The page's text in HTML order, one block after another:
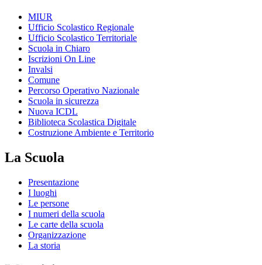
MIUR
Ufficio Scolastico Regionale
Ufficio Scolastico Territoriale
Scuola in Chiaro
Iscrizioni On Line
Invalsi
Comune
Percorso Operativo Nazionale
Scuola in sicurezza
Nuova ICDL
Biblioteca Scolastica Digitale
Costruzione Ambiente e Territorio
La Scuola
Presentazione
I luoghi
Le persone
I numeri della scuola
Le carte della scuola
Organizzazione
La storia